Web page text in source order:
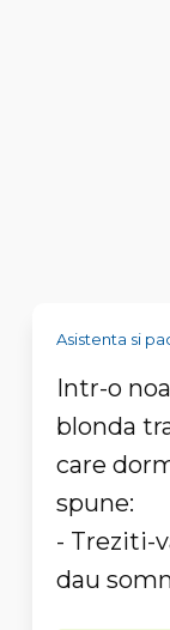
Asistenta si
Intr-o
blonda
care
spune:
- Treziti-
dau